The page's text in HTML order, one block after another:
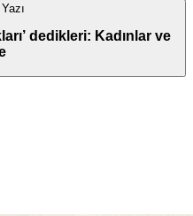
dedikleri: Kadınlar ve